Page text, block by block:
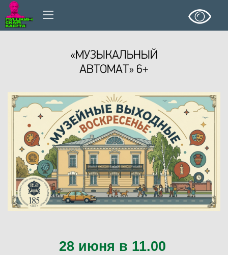
«МУЗЫКАЛЬНЫЙ
АВТОМАТ» 6+
28 июня в 11.00